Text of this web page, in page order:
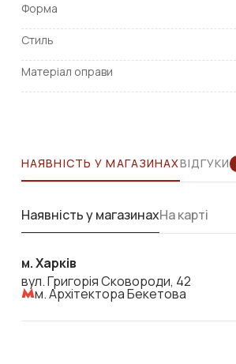
Форма
Стиль
Матеріал оправи
НАЯВНІСТЬ У МАГАЗИНАХВІДГУКИ
Наявність у магазинахНа карті
м. Харків
вул. Григорія Сковороди, 42
м. Архітектора Бекетова